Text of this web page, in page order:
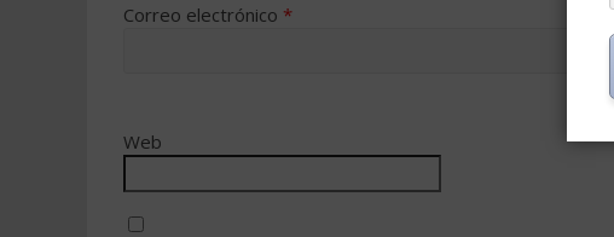
Correo electrónico *
Web